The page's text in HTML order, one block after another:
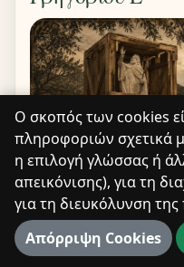
Ο σκοπός των cookies
πληροφοριών σχετικά
η επιλογή γλώσσας ή
απεικόνισης), για τη
για τη διευκόλυνση
Απόρριψη Cookies
Η έκδοση του 1901